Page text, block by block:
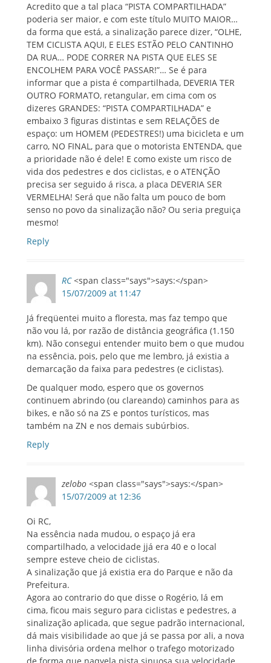
Acredito que a tal placa “PISTA COMPARTILHADA”
poderia ser maior, e com este título MUITO MAIOR…
da forma que está, a sinalização parece dizer, “OLHE,
TEM CICLISTA AQUI, E ELES ESTÃO PELO CANTINHO
DA RUA… PODE CORRER NA PISTA QUE ELES SE
ENCOLHEM PARA VOCÊ PASSAR!”… Se é para
informar que a pista é compartilhada, DEVERIA TER
OUTRO FORMATO, retangular, em cima com os
dizeres GRANDES: “PISTA COMPARTILHADA” e
embaixo 3 figuras distintas e sem RELAÇÕES de
espaço: um HOMEM (PEDESTRES!) uma bicicleta e um
carro, NO FINAL, para que o motorista ENTENDA, que
a prioridade não é dele! E como existe um risco de
vida dos pedestres e dos ciclistas, e o ATENÇÃO
precisa ser seguido á risca, a placa DEVERIA SER
VERMELHA! Será que não falta um pouco de bom
senso no povo da sinalização não? Ou seria preguiça
mesmo!
Reply
RC<span class="says">says:</span>
15/07/2009 at 11:47
Já freqüentei muito a floresta, mas faz tempo que
não vou lá, por razão de distância geográfica (1.150
km). Não consegui entender muito bem o que mudou
na essência, pois, pelo que me lembro, já existia a
demarcação da faixa para pedestres (e ciclistas).
De qualquer modo, espero que os governos
continuem abrindo (ou clareando) caminhos para as
bikes, e não só na ZS e pontos turísticos, mas
também na ZN e nos demais subúrbios.
Reply
zelobo <span class="says">says:</span>
15/07/2009 at 12:36
Oi RC,
Na essência nada mudou, o espaço já era
compartilhado, a velocidade jjá era 40 e o local
sempre esteve cheio de ciclistas.
A sinalização que já existia era do Parque e não da
Prefeitura.
Agora ao contrario do que disse o Rogério, lá em
cima, ficou mais seguro para ciclistas e pedestres, a
sinalização aplicada, que segue padrão internacional,
dá mais visibilidade ao que já se passa por ali, a nova
linha divisória ordena melhor o trafego motorizado